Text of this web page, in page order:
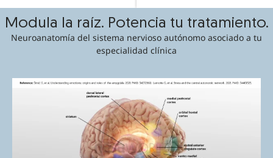
Modula la raíz. Potencia tu tratamiento.
Neuroanatomía del sistema nervioso autónomo asociado a tu
especialidad clínica